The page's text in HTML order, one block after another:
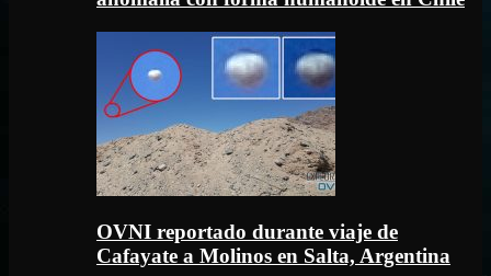
OVNI reportado durante viaje de
Cafayate a Molinos en Salta, Argentina